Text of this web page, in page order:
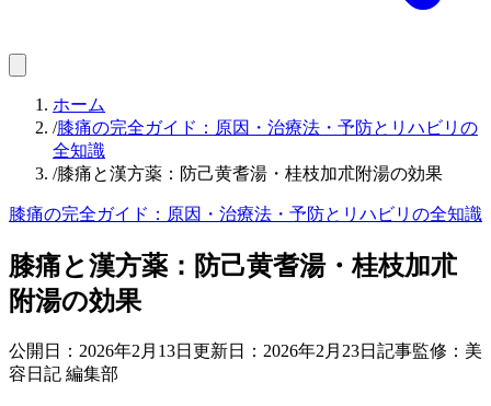
ホーム
/膝痛の完全ガイド：原因・治療法・予防とリハビリの
全知識
/膝痛と漢方薬：防己黄耆湯・桂枝加朮附湯の効果
膝痛の完全ガイド：原因・治療法・予防とリハビリの全知識
膝痛と漢方薬：防己黄耆湯・桂枝加朮
附湯の効果
公開日： 2026年2月13日 更新日： 2026年2月23日 記事監修：美
容日記 編集部